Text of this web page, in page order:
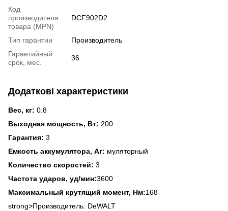
Код
производителя
товара (MPN)
DCF902D2
Тип гарантии
Производитель
Гарантийный
срок, мес.
36
Додаткові характеристики
Вес, кг: 0.8
Выходная мощность, Вт: 200
Гарантия: 3
Емкость аккумулятора, Аг: муляторный
Количество скоростей: 3
Частота ударов, уд/мин:3600
Максимальный крутящий момент, Нм:168
strong>Производитель: DeWALT